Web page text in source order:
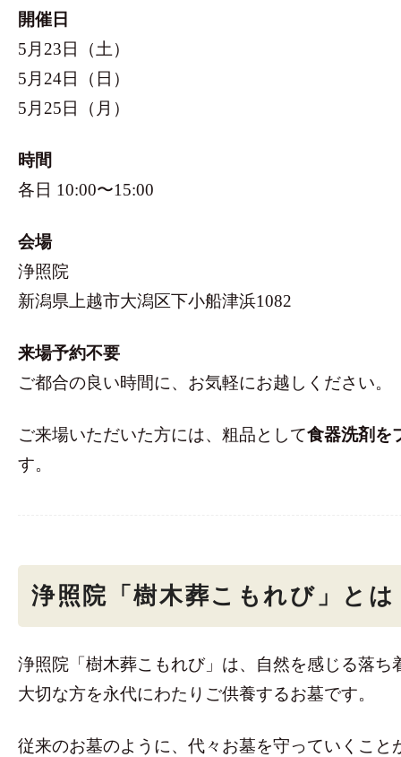
開催日
5月23日（土）
5月24日（日）
5月25日（月）
時間
各日 10:00〜15:00
会場
浄照院
新潟県上越市大潟区下小船津浜1082
来場予約不要
ご都合の良い時間に、お気軽にお越しください。
ご来場いただいた方には、粗品として食器洗剤を
す。
浄照院「樹木葬こもれび」とは
浄照院「樹木葬こもれび」は、自然を感じる落ち
大切な方を永代にわたりご供養するお墓です。
従来のお墓のように、代々お墓を守っていくこと